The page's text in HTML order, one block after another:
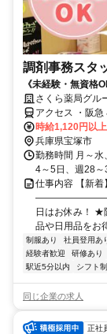
調剤事務スタ
《未経験・無資格
社員登用あり／社
さくら薬局グ
アクセス ・阪
時給1,120円以上
兵庫県宝塚市
勤務時間 月～
4～5日、週28～
仕事内容 【新着
日はお休み！ ★
品や日用品をお
制服あり 社員登用あ
経験者歓迎
研修あり
駅近5分以内
シフト制
同じ企業の求人
正社